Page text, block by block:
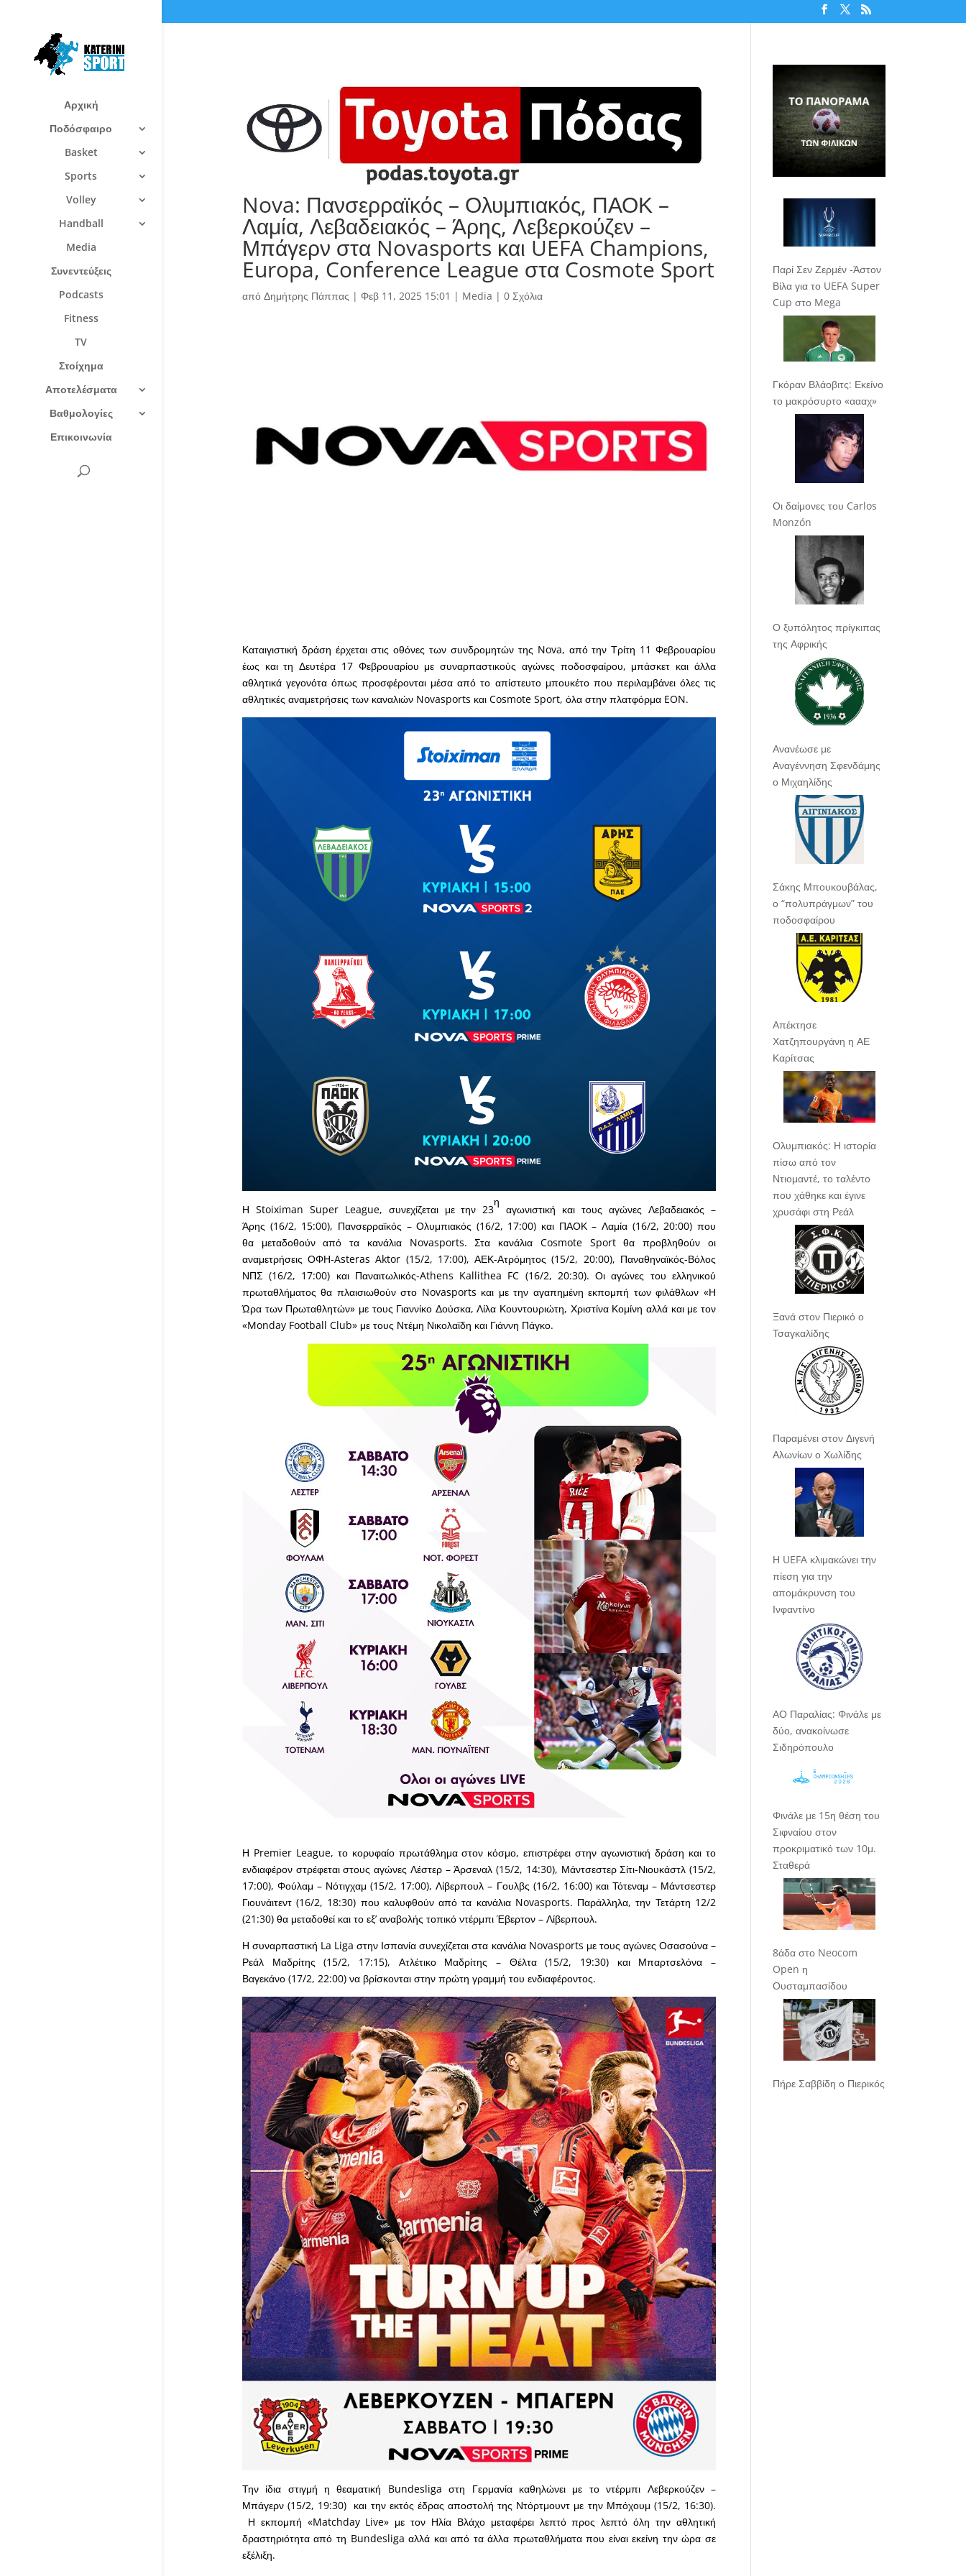
Αρχική
Ποδόσφαιρο
Basket
Sports
Volley
Handball
Media
Συνεντεύξεις
Podcasts
Fitness
TV
Στοίχημα
Αποτελέσματα
Βαθμολογίες
Επικοινωνία
Nova: Πανσερραϊκός – Ολυμπιακός, ΠΑΟΚ –
Λαμία, Λεβαδειακός – Άρης, Λεβερκούζεν –
Μπάγερν στα Novasports και UEFA Champions,
Europa, Conference League στα Cosmote Sport
από Δημήτρης Πάππας | Φεβ 11, 2025 15:01 | Media | 0 Σχόλια
Καταιγιστική δράση έρχεται στις οθόνες των συνδρομητών της Nova, από την Τρίτη 11 Φεβρουαρίου
έως και τη Δευτέρα 17 Φεβρουαρίου με συναρπαστικούς αγώνες ποδοσφαίρου, μπάσκετ και άλλα
αθλητικά γεγονότα όπως προσφέρονται μέσα από το απίστευτο μπουκέτο που περιλαμβάνει όλες τις
αθλητικές αναμετρήσεις των καναλιών Novasports και Cosmote Sport, όλα στην πλατφόρμα EON.
Η Stoiximan Super League, συνεχίζεται με την 23
η
αγωνιστική και τους αγώνες Λεβαδειακός –
Άρης (16/2, 15:00), Πανσερραϊκός – Ολυμπιακός (16/2, 17:00) και ΠΑΟΚ – Λαμία (16/2, 20:00) που
θα μεταδοθούν από τα κανάλια Novasports. Στα κανάλια Cosmote Sport θα προβληθούν οι
αναμετρήσεις ΟΦΗ-Asteras Aktor (15/2, 17:00), ΑΕΚ-Ατρόμητος (15/2, 20:00), Παναθηναϊκός-Βόλος
ΝΠΣ (16/2, 17:00) και Παναιτωλικός-Athens Kallithea FC (16/2, 20:30). Οι αγώνες του ελληνικού
πρωταθλήματος θα πλαισιωθούν στο Novasports και με την αγαπημένη εκπομπή των φιλάθλων «Η
Ώρα των Πρωταθλητών» με τους Γιαννίκο Δούσκα, Λίλα Κουντουριώτη, Χριστίνα Κομίνη αλλά και με τον
«Monday Football Club» με τους Ντέμη Νικολαϊδη και Γιάννη Πάγκο.
Η Premier League, το κορυφαίο πρωτάθλημα στον κόσμο, επιστρέφει στην αγωνιστική δράση και το
ενδιαφέρον στρέφεται στους αγώνες Λέστερ – Άρσεναλ (15/2, 14:30), Μάντσεστερ Σίτι-Νιουκάστλ (15/2,
17:00), Φούλαμ – Νότιγχαμ (15/2, 17:00), Λίβερπουλ – Γουλβς (16/2, 16:00) και Τότεναμ – Μάντσεστερ
Γιουνάιτεντ (16/2, 18:30) που καλυφθούν από τα κανάλια Novasports. Παράλληλα, την Τετάρτη 12/2
(21:30) θα μεταδοθεί και το εξ’ αναβολής τοπικό ντέρμπι Έβερτον – Λίβερπουλ.
Η συναρπαστική La Liga στην Ισπανία συνεχίζεται στα κανάλια Novasports με τους αγώνες Οσασούνα –
Ρεάλ Μαδρίτης (15/2, 17:15), Ατλέτικο Μαδρίτης – Θέλτα (15/2, 19:30) και Μπαρτσελόνα –
Βαγεκάνο (17/2, 22:00) να βρίσκονται στην πρώτη γραμμή του ενδιαφέροντος.
Την ίδια στιγμή η θεαματική Bundesliga στη Γερμανία καθηλώνει με το ντέρμπι Λεβερκούζεν –
Μπάγερν (15/2, 19:30) και την εκτός έδρας αποστολή της Ντόρτμουντ με την Μπόχουμ (15/2, 16:30).
Η εκπομπή «Matchday Live» με τον Ηλία Βλάχο μεταφέρει λεπτό προς λεπτό όλη την αθλητική
δραστηριότητα από τη Bundesliga αλλά και από τα άλλα πρωταθλήματα που είναι εκείνη την ώρα σε
εξέλιξη.
Παρί Σεν Ζερμέν -Άστον
Βίλα για το UEFA Super
Cup στο Mega
Γκόραν Βλάοβιτς: Εκείνο
το μακρόσυρτο «αααχ»
Οι δαίμονες του Carlos
Monzón
Ο ξυπόλητος πρίγκιπας
της Αφρικής
Ανανέωσε με
Αναγέννηση Σφενδάμης
ο Μιχαηλίδης
Σάκης Μπουκουβάλας,
ο “πολυπράγμων” του
ποδοσφαίρου
Απέκτησε
Χατζηπουργάνη η ΑΕ
Καρίτσας
Ολυμπιακός: Η ιστορία
πίσω από τον
Ντιομαντέ, το ταλέντο
που χάθηκε και έγινε
χρυσάφι στη Ρεάλ
Ξανά στον Πιερικό ο
Τσαγκαλίδης
Παραμένει στον Διγενή
Αλωνίων ο Χωλίδης
Η UEFA κλιμακώνει την
πίεση για την
απομάκρυνση του
Ινφαντίνο
ΑΟ Παραλίας: Φινάλε με
δύο, ανακοίνωσε
Σιδηρόπουλο
Φινάλε με 15η θέση του
Σιφναίου στον
προκριματικό των 10μ.
Σταθερά
8άδα στο Neocom
Open η
Ουσταμπασίδου
Πήρε Σαββίδη ο Πιερικός